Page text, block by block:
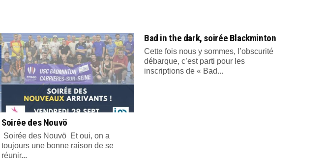
Soirée des Nouvö
Soirée des Nouvö Et oui, on a
toujours une bonne raison de se
réunir...
Bad in the dark, soirée Blackminton
Cette fois nous y sommes, l’obscurité
débarque, c’est parti pour les
inscriptions de « Bad...